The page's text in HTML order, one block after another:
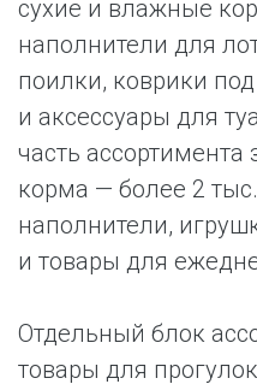
сухие и влажные
наполнители для
поилки, коврики
и аксессуары для
часть
корма — более 2
наполнители,
и товары для
Отдельный блок
товары для